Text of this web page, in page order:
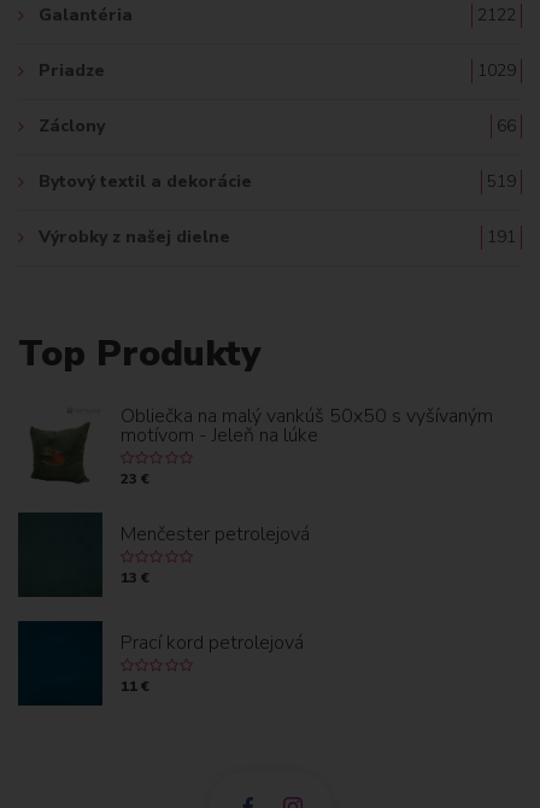
Galantéria 2122
Priadze 1029
Záclony 66
Bytový textil a dekorácie 519
Výrobky z našej dielne 191
Top Produkty
Obliečka na malý vankúš 50x50 s vyšívaným
motívom - Jeleň na lúke
23 €
Menčester petrolejová
13 €
Prací kord petrolejová
11 €